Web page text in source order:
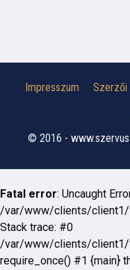
Impresszum Szerzői
© 2016 -
Fatal error: Uncaught
/var/www/clients/client1/
Stack trace: #0
/var/www/clients/client1/
require_once() #1 {main}